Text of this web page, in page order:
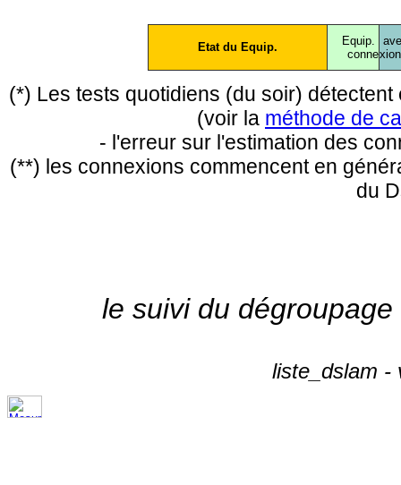
Etat du Equip.
Equip.
conne
(*) Les tests quotidiens (du soir)
(voir la méthode de
- l'erreur sur l'estimation des
(**) les connexions commencent en
du
le suivi du
liste_dslam -